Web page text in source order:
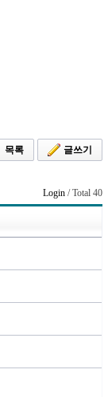
목록 글쓰기
Login / Total 40